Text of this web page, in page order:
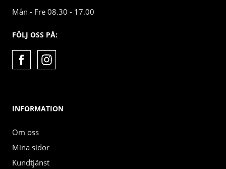
Mån - Fre 08.30 - 17.00
FÖLJ OSS PÅ:
INFORMATION
Om oss
Mina sidor
Kundtjänst